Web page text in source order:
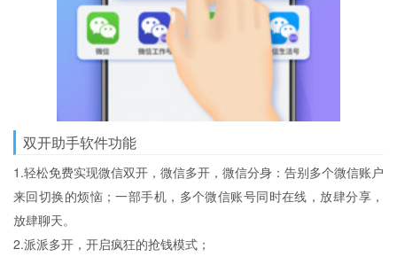
双开助手软件功能
1.轻松免费实现微信双开，微信多开，微信分身：告别多个微信账户
来回切换的烦恼；一部手机，多个微信账号同时在线，放肆分享，
放肆聊天。
2.派派多开，开启疯狂的抢钱模式；